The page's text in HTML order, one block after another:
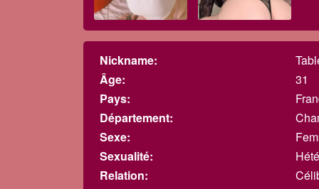
Nickname:
Âge:
31
Pays:
Département:
Sexe:
Sexualité:
Relation: